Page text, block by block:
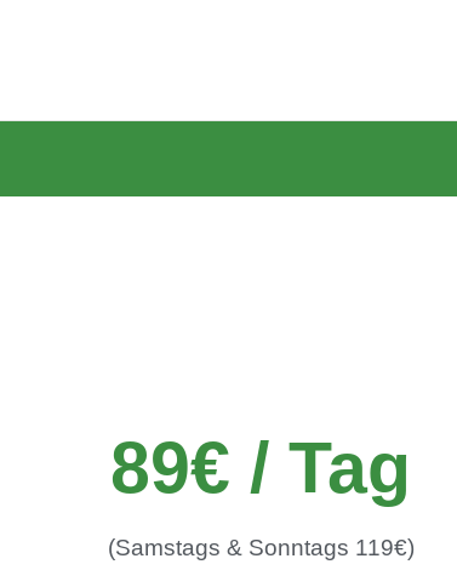
89€ / Tag
(Samstags & Sonntags 119€)